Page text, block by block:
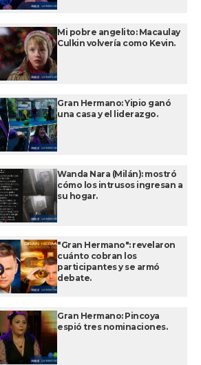
Mi pobre angelito: Macaulay
Culkin volvería como Kevin.
Gran Hermano: Yipio ganó
una casa y el liderazgo.
Wanda Nara (Milán): mostró
cómo los intrusos ingresan a
su hogar.
"Gran Hermano": revelaron
cuánto cobran los
participantes y se armó
debate.
Gran Hermano: Pincoya
espió tres nominaciones.